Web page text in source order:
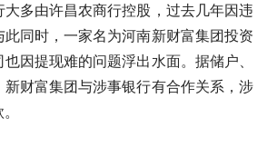
多由许昌农商行控股，过去几年因违
同时，一家名为河南新财富集团投资
因提现难的问题浮出水面。据储户、
财富集团与涉事银行有合作关系，涉